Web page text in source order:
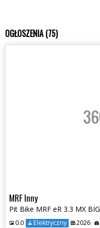
OGŁOSZENIA (75)
MRF Inny
Pit Bike MRF eR 3.3 MX BIG
0.0 Elektryczny 2026